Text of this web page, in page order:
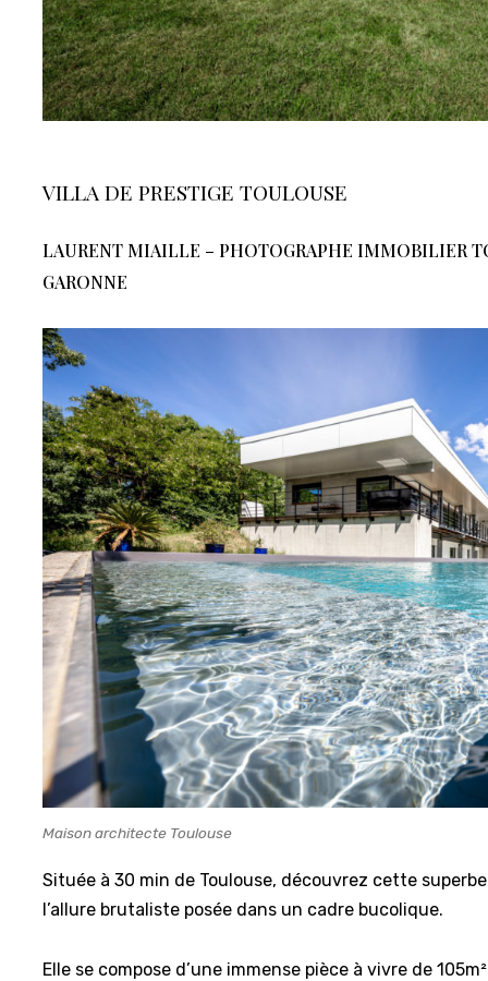
VILLA DE PRESTIGE TOULOUSE
LAURENT MIAILLE – PHOTOGRAPHE IMMOBILIER
GARONNE
Maison architecte Toulouse
Située à 30 min de Toulouse, découvrez cette
l’allure brutaliste posée dans un cadre bucolique.
Elle se compose d’une immense pièce à vivre de